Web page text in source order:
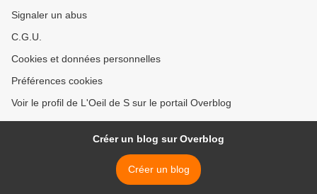
Signaler un abus
C.G.U.
Cookies et données personnelles
Préférences cookies
Voir le profil de L'Oeil de S sur le portail Overblog
Créer un blog sur Overblog
Créer un blog